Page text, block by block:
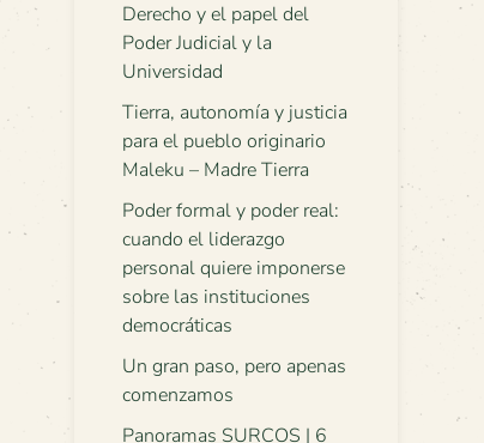
Derecho y el papel del
Poder Judicial y la
Universidad
Tierra, autonomía y justicia
para el pueblo originario
Maleku – Madre Tierra
Poder formal y poder real:
cuando el liderazgo
personal quiere imponerse
sobre las instituciones
democráticas
Un gran paso, pero apenas
comenzamos
Panoramas SURCOS | 6